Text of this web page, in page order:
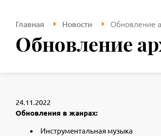
Главная Новости Обновление
Обновление
24.11.2022
Обновления в жанрах:
Инструментальная музыка